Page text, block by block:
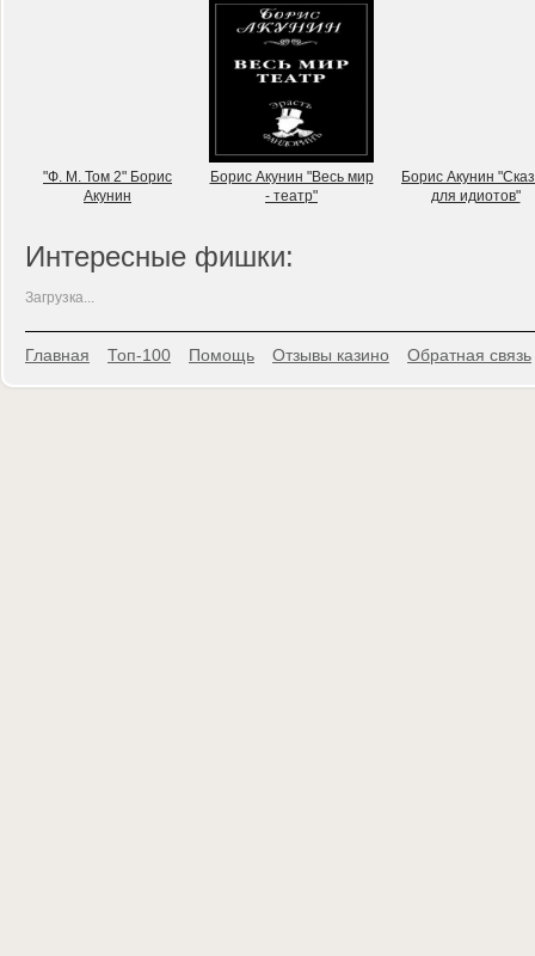
"Ф. М. Том 2" Борис
Акунин
Борис Акунин "Весь мир
- театр"
Борис Акунин
для идиотов"
Интересные фишки:
Загрузка...
Главная Топ-100 Помощь Отзывы казино Обратная связь